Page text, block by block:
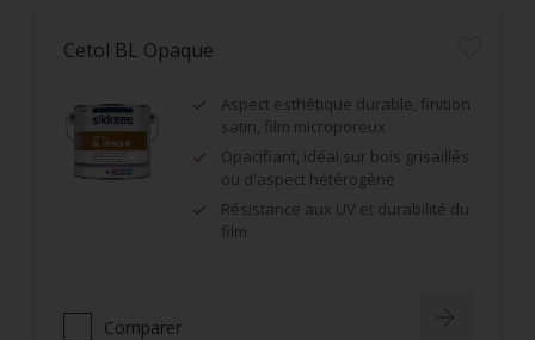
Cetol BL Opaque
Aspect esthétique durable, finition
satin, film microporeux
Opacifiant, idéal sur bois grisaillés
ou d'aspect hétérogène
Résistance aux UV et durabilité du
film
Comparer